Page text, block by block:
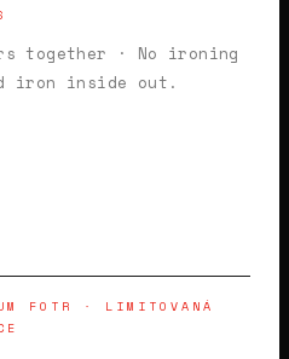
together · No ironing
iron inside out.
FOTR · LIMITOVANÁ